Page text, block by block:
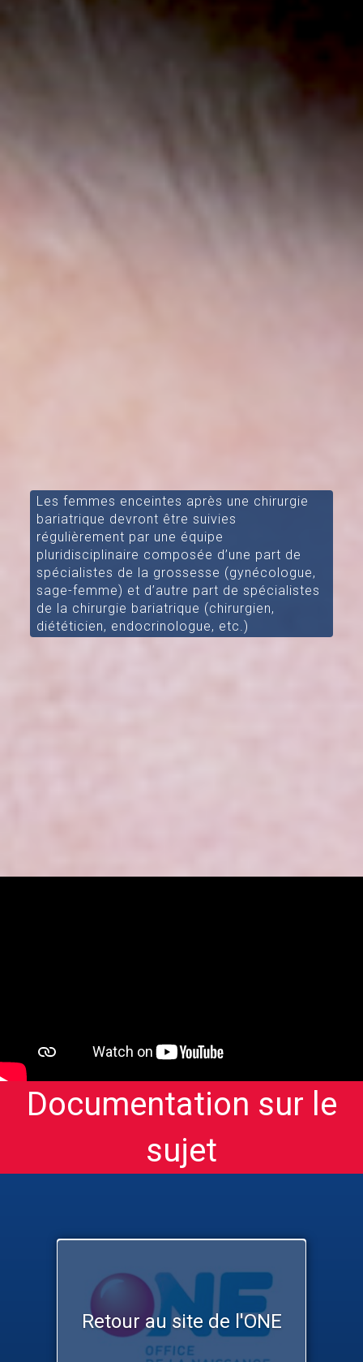
Les femmes enceintes après une chirurgie
bariatrique devront être suivies
régulièrement par une équipe
pluridisciplinaire composée d’une part de
spécialistes de la grossesse (gynécologue,
sage-femme) et d’autre part de spécialistes
de la chirurgie bariatrique (chirurgien,
diététicien, endocrinologue, etc.)
Documentation sur le
sujet
Retour au site de l'ONE